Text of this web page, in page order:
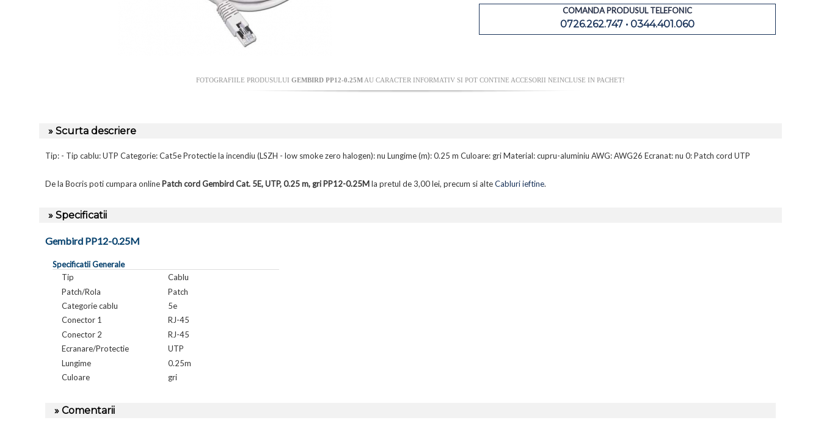
COMANDA PRODUSUL TELEFONIC
0726.262.747 • 0344.401.060
FOTOGRAFIILE PRODUSULUI GEMBIRD PP12-0.25MAU CARACTER INFORMATIV SI POT CONTINE ACCESORII NEINCLUSE IN PACHET!
» Scurta descriere
Tip: - Tip cablu: UTP Categorie: Cat5e Protectie la incendiu (LSZH - low smoke zero halogen): nu Lungime (m): 0.25 m Culoare: gri Material: cupru-aluminiu AWG: AWG26 Ecranat: nu 0: Patch cord UTP
De la Bocris poti cumpara online Patch cord Gembird Cat. 5E, UTP, 0.25 m, gri PP12-0.25Mla pretul de 3,00 lei, precum si alteCabluri ieftine.
» Specificatii
Gembird PP12-0.25M
Specificatii Generale
Tip
Cablu
Patch/Rola
Patch
Categorie cablu
5e
Conector 1
RJ-45
Conector 2
RJ-45
Ecranare/Protectie
UTP
Lungime
0.25m
Culoare
gri
» Comentarii